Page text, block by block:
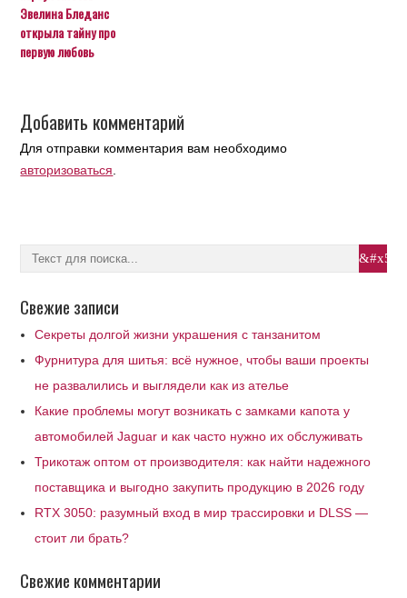
Эвелина Бледанс
открыла тайну про
первую любовь
Добавить комментарий
Для отправки комментария вам необходимо
авторизоваться
Свежие записи
Секреты долгой жизни украшения с танзанитом
Фурнитура для шитья: всё нужное, чтобы ваши проекты
не развалились и выглядели как из ателье
Какие проблемы могут возникать с замками капота у
автомобилей Jaguar и как часто нужно их обслуживать
Трикотаж оптом от производителя: как найти надежного
поставщика и выгодно закупить продукцию в 2026 году
RTX 3050: разумный вход в мир трассировки и DLSS —
стоит ли брать?
Свежие комментарии